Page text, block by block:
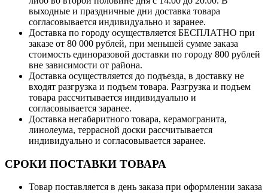
выходные и праздничные дни доставка товара
согласовывается индивидуально и заранее.
Доставка по городу осуществляется БЕСПЛАТНО при
заказе от 80 000 рублей, при меньшей сумме заказа
стоимость единоразовой доставки по городу 800 рублей
вне зависимости от района.
Доставка осуществляется до подъезда, в доставку не
входят разгрузка и подъем товара. Разгрузка и подъем
товара рассчитывается индивидуально и
согласовывается заранее.
Доставка негабаритного товара, керамогранита,
линолеума, террасной доски рассчитывается
индивидуально и согласовывается заранее.
СРОКИ ПОСТАВКИ ТОВАРА
Товар поставляется в день заказа при оформлении заказа